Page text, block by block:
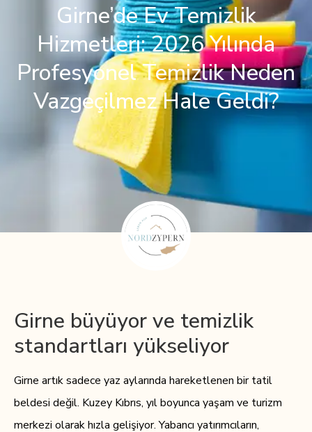
Girne’de Ev Temizlik
Hizmetleri: 2026 Yılında
Profesyonel Temizlik Neden
Vazgeçilmez Hale Geldi?
Girne büyüyor ve temizlik
standartları yükseliyor
Girne artık sadece yaz aylarında hareketlenen bir tatil
beldesi değil. Kuzey Kıbrıs, yıl boyunca yaşam ve turizm
merkezi olarak hızla gelişiyor. Yabancı yatırımcıların,